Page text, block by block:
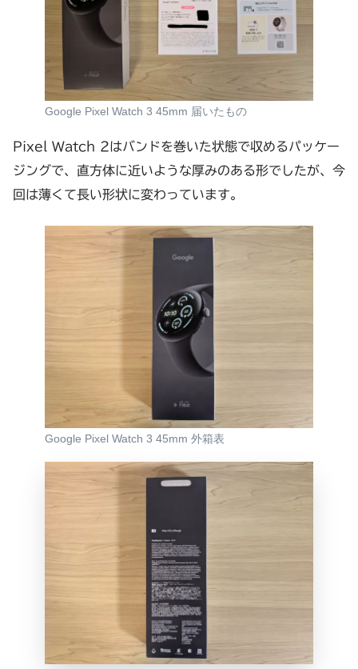
Google Pixel Watch 3 45mm 届いたもの
Pixel Watch 2はバンドを巻いた状態で収めるパッケー
ジングで、直方体に近いような厚みのある形でしたが、今
回は薄くて長い形状に変わっています。
Google Pixel Watch 3 45mm 外箱表